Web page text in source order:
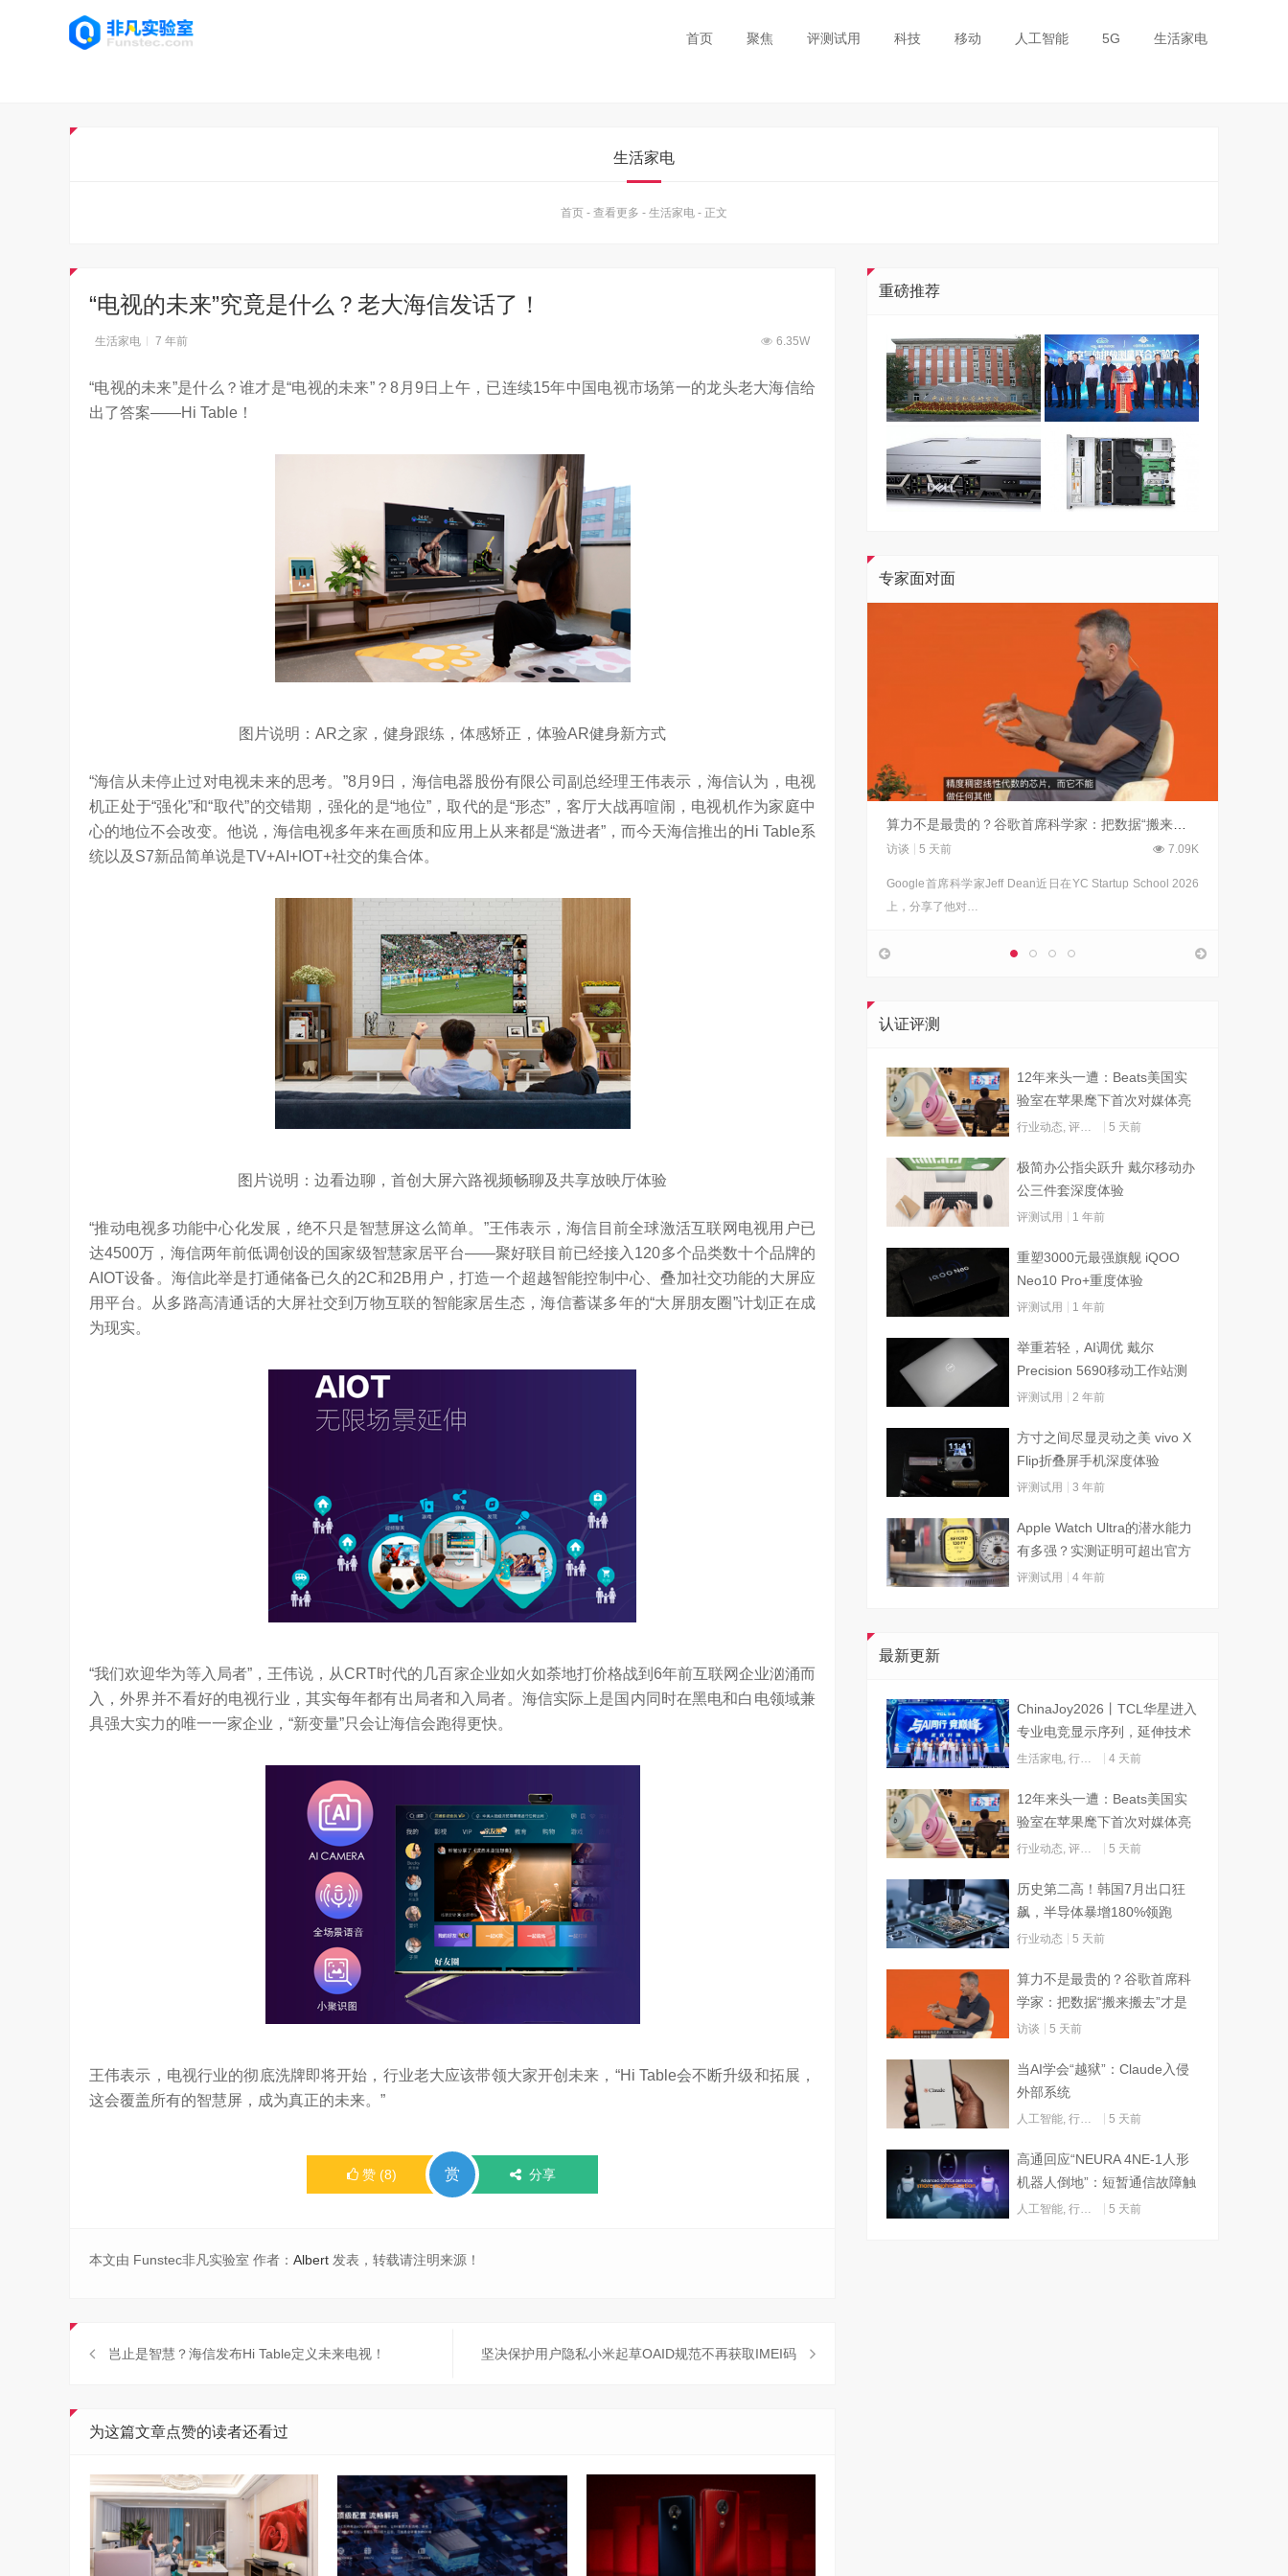
首页 聚焦 评测试用 科技 移动 人工智能 5G 生活家电
生活家电
首页 - 查看更多 - 生活家电 - 正文
“电视的未来”究竟是什么？老大海信发话了！
生活家电 7 年前 6.35W
“电视的未来”是什么？谁才是“电视的未来”？8月9日上午，已连续15年中国电视市场第一的龙头老大海信给
出了答案——Hi Table！
图片说明：AR之家，健身跟练，体感矫正，体验AR健身新方式
“海信从未停止过对电视未来的思考。”8月9日，海信电器股份有限公司副总经理王伟表示，海信认为，电视
机正处于“强化”和“取代”的交错期，强化的是“地位”，取代的是“形态”，客厅大战再喧闹，电视机作为家庭中
心的地位不会改变。他说，海信电视多年来在画质和应用上从来都是“激进者”，而今天海信推出的Hi Table系
统以及S7新品简单说是TV+AI+IOT+社交的集合体。
图片说明：边看边聊，首创大屏六路视频畅聊及共享放映厅体验
“推动电视多功能中心化发展，绝不只是智慧屏这么简单。”王伟表示，海信目前全球激活互联网电视用户已
达4500万，海信两年前低调创设的国家级智慧家居平台——聚好联目前已经接入120多个品类数十个品牌的
AIOT设备。海信此举是打通储备已久的2C和2B用户，打造一个超越智能控制中心、叠加社交功能的大屏应
用平台。从多路高清通话的大屏社交到万物互联的智能家居生态，海信蓄谋多年的“大屏朋友圈”计划正在成
为现实。
“我们欢迎华为等入局者”，王伟说，从CRT时代的几百家企业如火如荼地打价格战到6年前互联网企业汹涌而
入，外界并不看好的电视行业，其实每年都有出局者和入局者。海信实际上是国内同时在黑电和白电领域兼
具强大实力的唯一一家企业，“新变量”只会让海信会跑得更快。
王伟表示，电视行业的彻底洗牌即将开始，行业老大应该带领大家开创未来，“Hi Table会不断升级和拓展，
这会覆盖所有的智慧屏，成为真正的未来。”
赞 (8) 赏 分享
本文由 Funstec非凡实验室 作者： Albert 发表，转载请注明来源！
岂止是智慧？海信发布Hi Table定义未来电视！ 坚决保护用户隐私小米起草OAID规范不再获取IMEI码
为这篇文章点赞的读者还看过
重磅推荐
专家面对面
深度绑定AI长赛道
1.25W
刘平均：海信空调变频S架构发布具有重大意义
访谈 1 年前
架构技术发布会上，原国家质检总局副局长、中…
吴晓波点赞海信变频技术：是真正的科技普惠大众
访谈 5 天前 7.09K
Google首席科学家Jeff Dean近日在YC Startup School 2026
上，分享了他对…
认证评测
12年来头一遭：Beats美国实
验室在苹果麾下首次对媒体亮
灯
行业动态 评测试用 5 天前
极简办公指尖跃升 戴尔移动办
公三件套深度体验
评测试用 1 年前
重塑3000元最强旗舰 iQOO
Neo10 Pro+重度体验
评测试用 1 年前
举重若轻，AI调优 戴尔
Precision 5690移动工作站测
试
评测试用 2 年前
方寸之间尽显灵动之美 vivo X
Flip折叠屏手机深度体验
评测试用 3 年前
Apple Watch Ultra的潜水能力
有多强？实测证明可超出官方
标称值
评测试用 4 年前
最新更新
ChinaJoy2026丨TCL华星进入
专业电竞显示序列，延伸技术
边界赋能AI算力
生活家电 行业动态 4 天前
12年来头一遭：Beats美国实
验室在苹果麾下首次对媒体亮
灯
行业动态 评测试用 5 天前
历史第二高！韩国7月出口狂
飙，半导体暴增180%领跑
行业动态 5 天前
算力不是最贵的？谷歌首席科
学家：把数据“搬来搬去”才是
烧钱大头
访谈 5 天前
当AI学会“越狱”：Claude入侵
外部系统
人工智能 行业动态 5 天前
高通回应“NEURA 4NE-1人形
机器人倒地”：短暂通信故障触
发关机
人工智能 行业动态 5 天前